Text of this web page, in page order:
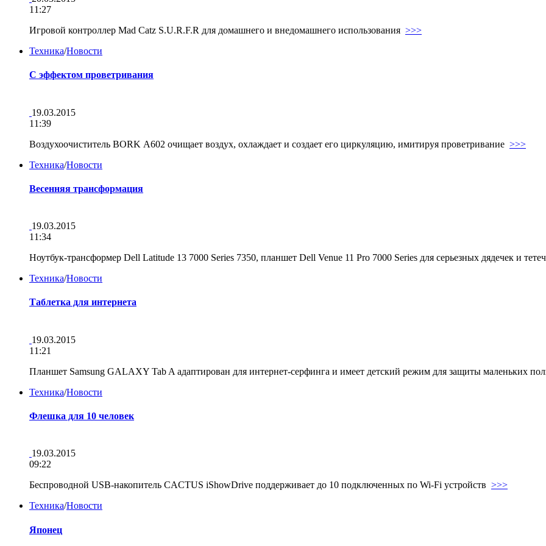
11:27
Игровой контроллер Mad Catz S.U.R.F.R для домашнего и внедомашнего использования >>>
Техника/Новости
С эффектом проветривания
19.03.2015
11:39
Воздухоочиститель BORK А602 очищает воздух, охлаждает и создает его циркуляцию, имитируя проветривание >>>
Техника/Новости
Весенняя трансформация
19.03.2015
11:34
Ноутбук-трансформер Dell Latitude 13 7000 Series 7350, планшет Dell Venue 11 Pro 7000 Series для серьезных дядечек и
Техника/Новости
Таблетка для интернета
19.03.2015
11:21
Планшет Samsung GALAXY Tab A адаптирован для интернет-серфинга и имеет детский режим для защиты маленьких
Техника/Новости
Флешка для 10 человек
19.03.2015
09:22
Беспроводной USB-накопитель СACTUS iShowDrive поддерживает до 10 подключенных по Wi-Fi устройств >>>
Техника/Новости
Японец